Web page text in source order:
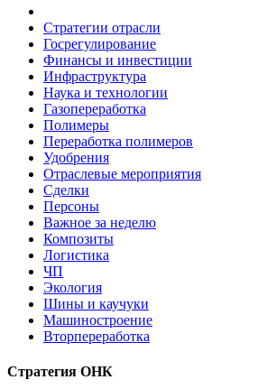
Стратегии отрасли
Госрегулирование
Финансы и инвестиции
Инфраструктура
Наука и технологии
Газопереработка
Полимеры
Переработка полимеров
Удобрения
Отраслевые мероприятия
Сделки
Персоны
Важное за неделю
Композиты
Логистика
ЧП
Экология
Шины и каучуки
Машиностроение
Вторпереработка
Стратегия ОНК